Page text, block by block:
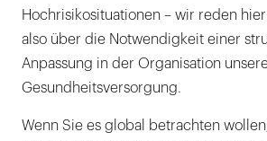
Hochrisikosituationen – wir reden
also über die Notwendigkeit einer
Anpassung in der Organisation
Gesundheitsversorgung.
Wenn Sie es global betrachten